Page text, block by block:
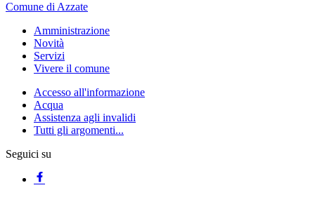
Comune di Azzate
Amministrazione
Novità
Servizi
Vivere il comune
Accesso all'informazione
Acqua
Assistenza agli invalidi
Tutti gli argomenti...
Seguici su